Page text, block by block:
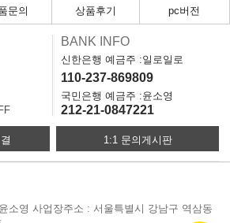
문의 상품후기 pc버전
BANK INFO
신한은행 예금주 :일로일로
110-237-869809
국민은행 예금주 :윤소영
212-21-0847221
1:1 문의게시판
소영 사업장주소 : 서울특별시 강남구 역삼동